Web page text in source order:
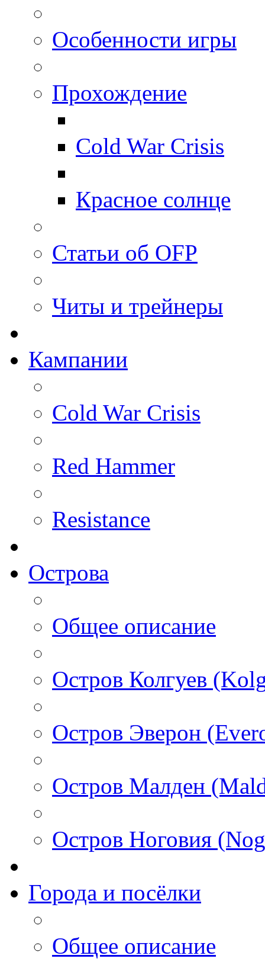
Особенности игры
Прохождение
Cold War Crisis
Красное солнце
Статьи об OFP
Читы и трейнеры
Кампании
Cold War Crisis
Red Hammer
Resistance
Острова
Общее описание
Остров Колгуев
Остров Эверон
Остров Малден
Остров Ноговия
Города и посёлки
Общее описание